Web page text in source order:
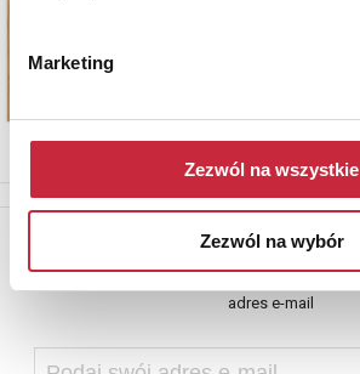
Marketing
Zezwól na wszystkie
Zezwól na wybór
Newsletter
adres e-mail